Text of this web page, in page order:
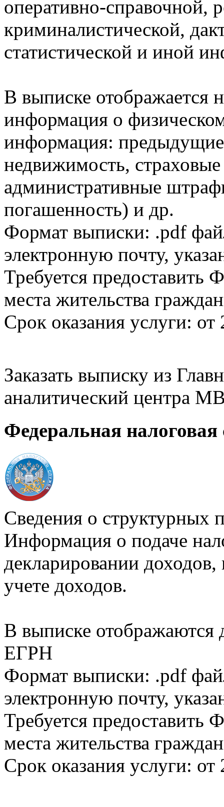
оперативно-справочной,
криминалистической,
статистической и иной
В выписке отображается
информация о
информация:
недвижимость,
административные
погашенность) и др.
Формат выписки: .pdf
электронную почту,
Требуется
места жительства
Срок оказания услуги: от
Заказать выписку из
аналитический центра
Федеральная налоговая
Сведения о структурных
Информация о подаче
декларировании доходов,
учете доходов.
В выписке
ЕГРН
Формат выписки: .pdf
электронную почту,
Требуется
места жительства
Срок оказания услуги: от